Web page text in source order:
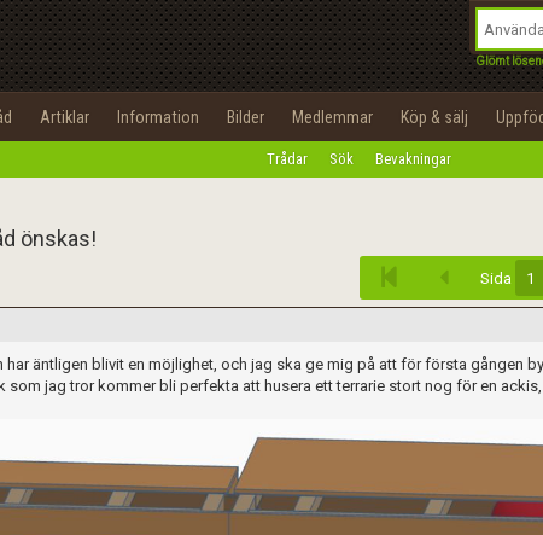
Glömt
Artiklar Information Bilder Medlemmar Köp & sälj
Trådar Sök Bevakningar
önskas!
Sida
har äntligen blivit en möjlighet, och jag ska ge mig på att för första gången
som jag tror kommer bli perfekta att husera ett terrarie stort nog för en
Infoga
Utför
100%
OK
integritetspolicy
Namn:
Epost:
Privacy
Terms of Service
Skapa konto
Begär nytt lösenord
Tillbaka till